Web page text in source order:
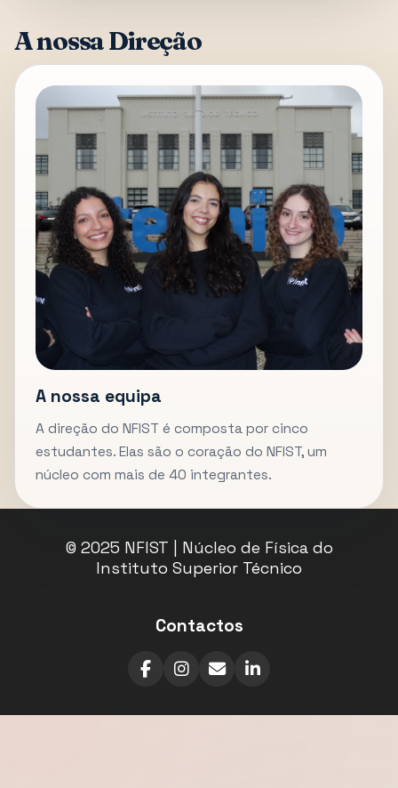
A nossa Direção
A nossa equipa
A direção do NFIST é composta por cinco
estudantes. Elas são o coração do NFIST, um
núcleo com mais de 40 integrantes.
© 2025 NFIST | Núcleo de Física do
Instituto Superior Técnico
Contactos